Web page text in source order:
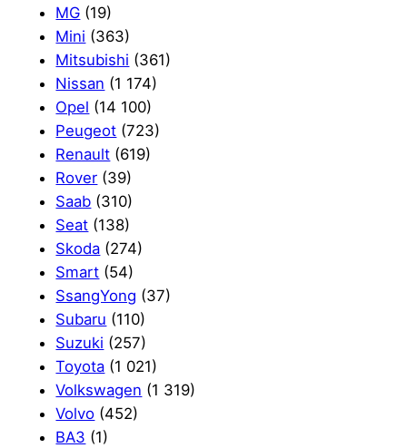
MG (19)
Mini (363)
Mitsubishi (361)
Nissan (1 174)
Opel (14 100)
Peugeot (723)
Renault (619)
Rover (39)
Saab (310)
Seat (138)
Skoda (274)
Smart (54)
SsangYong (37)
Subaru (110)
Suzuki (257)
Toyota (1 021)
Volkswagen (1 319)
Volvo (452)
ВАЗ (1)